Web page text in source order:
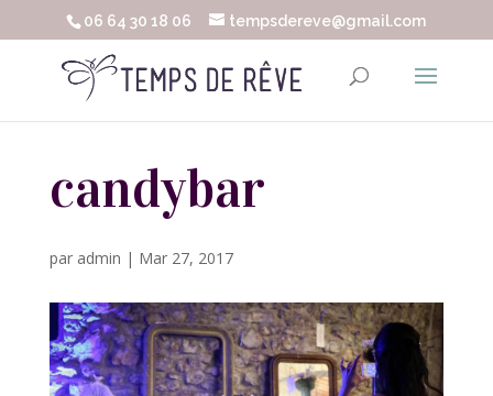
06 64 30 18 06 tempsdereve@gmail.com
candybar
par admin | Mar 27, 2017